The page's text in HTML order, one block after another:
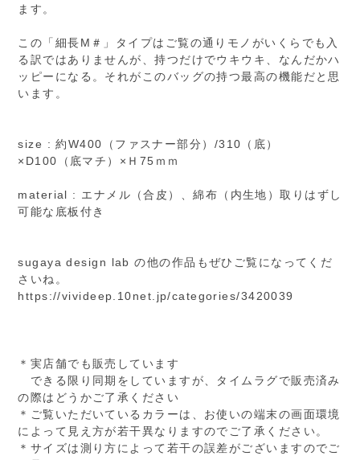
ます。
この「細長M＃」タイプはご覧の通りモノがいくらでも入
る訳ではありませんが、持つだけでウキウキ、なんだかハ
ッピーになる。それがこのバッグの持つ最高の機能だと思
います。
size : 約W400（ファスナー部分）/310（底）
×D100（底マチ）×Ｈ75ｍｍ
material : エナメル（合皮）、綿布（内生地）取りはずし
可能な底板付き
sugaya design lab の他の作品もぜひご覧になってくだ
さいね。
https://vivideep.10net.jp/categories/3420039
＊実店舗でも販売しています
できる限り同期をしていますが、タイムラグで販売済み
の際はどうかご了承ください
＊ご覧いただいているカラーは、お使いの端末の画面環境
によって見え方が若干異なりますのでご了承ください。
＊サイズは測り方によって若干の誤差がございますのでご